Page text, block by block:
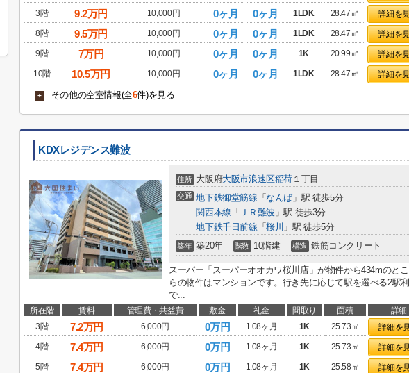
3階
9.2万円 10,000円 0ヶ月 0ヶ月 1LDK 28.47㎡ 詳細を
8階
9.5万円 10,000円 0ヶ月 0ヶ月 1LDK 28.47㎡ 詳細を
9階
7万円 10,000円 0ヶ月 0ヶ月 1K 20.99㎡ 詳細を
10階
10.5万円 10,000円 0ヶ月 0ヶ月 1LDK 28.47㎡ 詳細を
+ その他の空室情報(全6件)を見る
KDXレジデンス難波
住所 大阪府大阪市浪速区稲荷 １丁目
交通 地下鉄御堂筋線 「 なんば 」駅 徒歩5分
関西本線 「 ＪＲ難波 」駅 徒歩3分
地下鉄千日前線 「桜川 」駅 徒歩5分
築年 築20年 階数 10階建 構造 鉄筋コンクリート
スーパー「スーパーオオカワ桜川店」が物件から434mのと
らの物件はマンションです。行き先に応じて駅を選べる2駅
で...
所在階 賃料 管理費・共益費 敷金 礼金 間取り 面積 詳細
3階
7.2万円 6,000円 0万円 1.08ヶ月 1K 25.73㎡ 詳細を
4階
7.4万円 6,000円 0万円 1.08ヶ月 1K 25.73㎡ 詳細を
5階
7.4万円 6,000円 0万円 1.08ヶ月 1K 25.58㎡ 詳細を